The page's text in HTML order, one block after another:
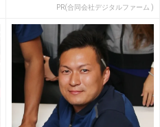
PR(合同会社デジタルファーム )